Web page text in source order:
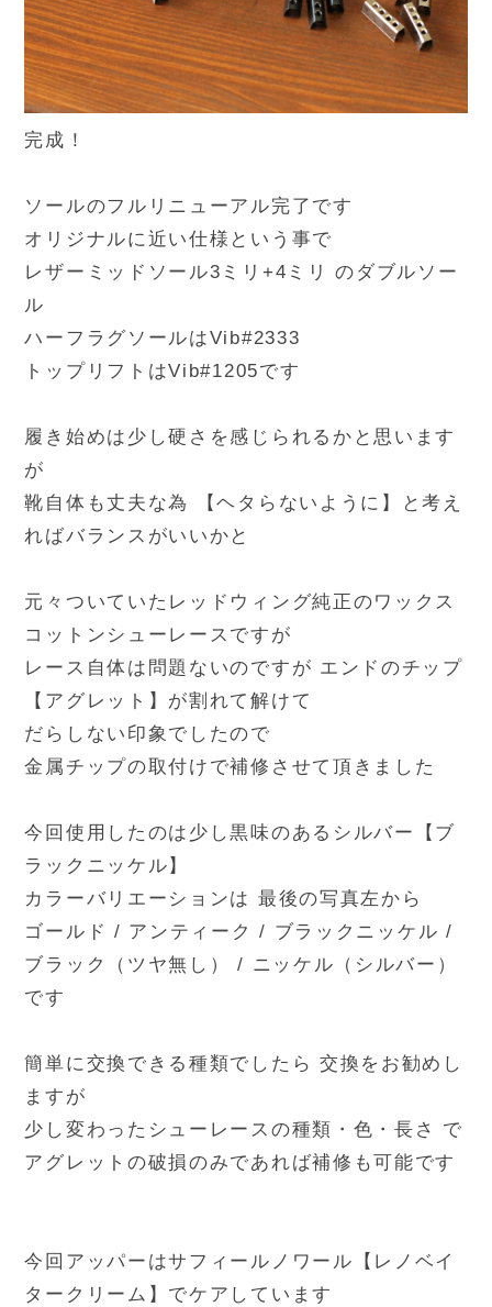
完成！
ソールのフルリニューアル完了です
オリジナルに近い仕様という事で
レザーミッドソール3ミリ+4ミリ のダブルソー
ル
ハーフラグソールはVib#2333
トップリフトはVib#1205です
履き始めは少し硬さを感じられるかと思います
が
靴自体も丈夫な為 【ヘタらないように】と考え
ればバランスがいいかと
元々ついていたレッドウィング純正のワックス
コットンシューレースですが
レース自体は問題ないのですが エンドのチップ
【アグレット】が割れて解けて
だらしない印象でしたので
金属チップの取付けで補修させて頂きました
今回使用したのは少し黒味のあるシルバー【ブ
ラックニッケル】
カラーバリエーションは 最後の写真左から
ゴールド / アンティーク / ブラックニッケル /
ブラック（ツヤ無し） / ニッケル（シルバー）
です
簡単に交換できる種類でしたら 交換をお勧めし
ますが
少し変わったシューレースの種類・色・長さ で
アグレットの破損のみであれば補修も可能です
今回アッパーはサフィールノワール【レノベイ
タークリーム】でケアしています